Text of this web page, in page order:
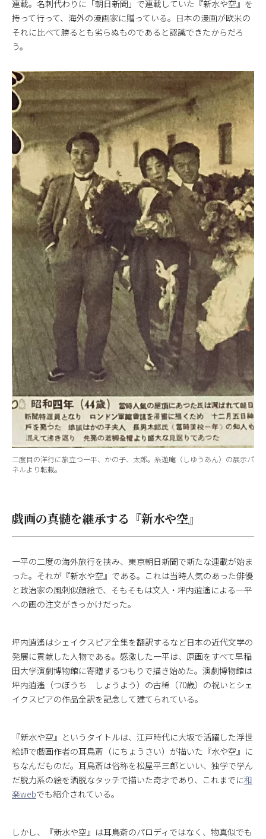
連載。名刺代わりに「朝日新聞」で連載していた『新水や空』を
持って行って、海外の漫画家に贈っている。日本の漫画が欧米の
それに比べて勝るとも劣らぬものであると認識できたからだろ
う。
二度目の洋行に旅立つ一平、かの子、太郎。糸遊庵（しゆうあん）の展示パ
ネルより転載。
戯画の真髄を継承する『新水や空』
一平の二度の海外旅行を挟み、東京朝日新聞で新たな連載が始ま
った。それが『新水や空』である。これは当時人気のあった俳優
と政治家の風刺似顔絵で、そもそもは文人・坪内逍遙による一平
への画の注文がきっかけだった。
坪内逍遙はシェイクスピア全集を翻訳するなど日本の近代文学の
発展に貢献した人物である。感激した一平は、原画をすべて早稲
田大学演劇博物館に寄贈するつもりで描き始めた。演劇博物館は
坪内逍遙（つぼうち しょうよう）の古稀（70歳）の祝いとシェ
イクスピアの作品全訳を記念して建てられている。
『新水や空』というタイトルは、江戸時代に大坂で活躍した浮世
絵師で戯画作者の耳鳥斎（にちょうさい）が描いた『水や空』に
ちなんだものだ。耳鳥斎は俗称を松屋平三郎といい、独学で学ん
だ脱力系の絵を洒脱なタッチで描いた奇才であり、これまでに和
楽webでも紹介されている。
しかし、『新水や空』は耳鳥斎のパロディではなく、物真似でも